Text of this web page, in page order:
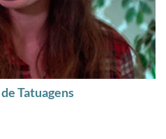
Tatuagens